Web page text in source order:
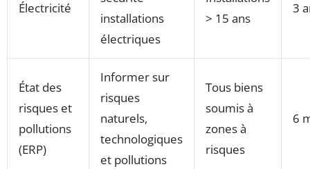
Électricité
installations
électriques
> 15 ans
3
État des
risques et
pollutions
(ERP)
Informer sur
risques
naturels,
technologiques
et pollutions
Tous biens
soumis à
zones à
risques
6